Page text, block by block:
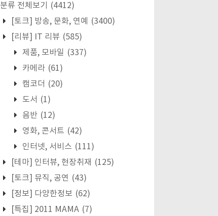
분류 전체보기
(4412)
[토크] 방송, 문화, 연예
(3400)
[리뷰] IT 리뷰 (585)
제품, 모바일 (337)
카메라 (61)
캠코더 (20)
도서 (1)
음반 (12)
영화, 콘서트 (42)
인터넷, 서비스 (111)
[테마] 인터뷰, 현장취재 (125)
[토크] 뮤직, 공연 (43)
[정보] 다양한정보 (62)
[특집] 2011 MAMA (7)